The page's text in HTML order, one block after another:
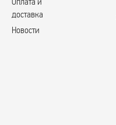
доставка
Новости